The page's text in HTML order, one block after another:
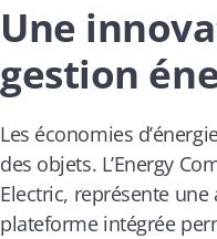
Une
gestion
Les économies
des objets. L’Energy
Electric, représente une
plateforme intégrée